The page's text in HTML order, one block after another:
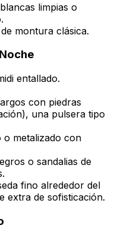
limpias o
montura clásica.
entallado.
con piedras
una pulsera tipo
o metalizado con
o sandalias de
fino alrededor del
extra de sofisticación.